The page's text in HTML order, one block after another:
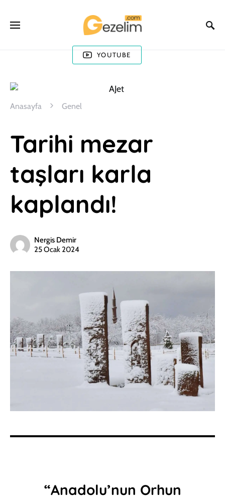
YOUTUBE
Anasayfa Genel
Tarihi mezar
taşları karla
kaplandı!
Nergis Demir
25 Ocak 2024
“Anadolu’nun Orhun